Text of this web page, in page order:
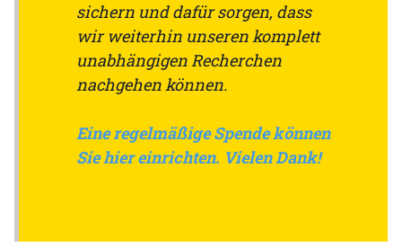
sichern und dafür sorgen, dass
wir weiterhin unseren komplett
unabhängigen Recherchen
nachgehen können.
Eine regelmäßige Spende können
Sie hier einrichten. Vielen Dank!